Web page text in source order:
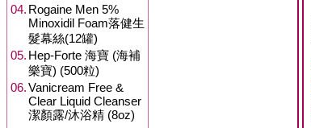
04. Rogaine Men 5%
Minoxidil Foam落健生
髮幕絲(12罐)
05. Hep-Forte 海寶 (海補
樂寶) (500粒)
06.Vanicream Free &
Clear Liquid Cleanser
潔顏露/沐浴精 (8oz)